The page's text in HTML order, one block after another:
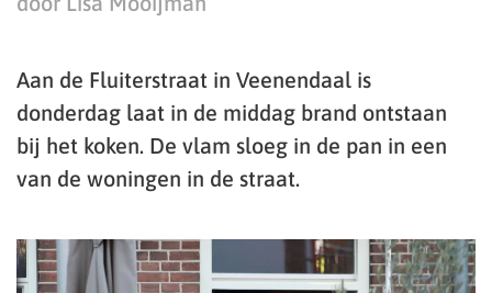
Aan de Fluiterstraat in Veenendaal is
donderdag laat in de middag brand ontstaan
bij het koken. De vlam sloeg in de pan in een
van de woningen in de straat.